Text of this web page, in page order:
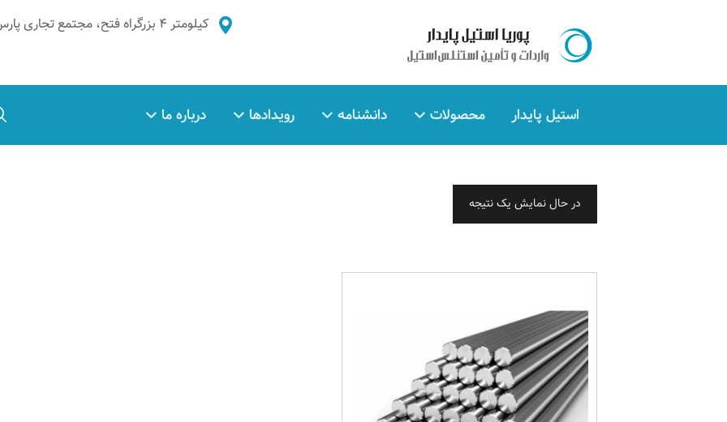
کیلومتر ۴ بزرگراه فتح، مجتمع تجاری پارس غدیر، طبقه ۲، واحد ۵
استیل پایدار محصولات دانشنامه رویدادها درباره ما
در حال نمایش یک نتیجه